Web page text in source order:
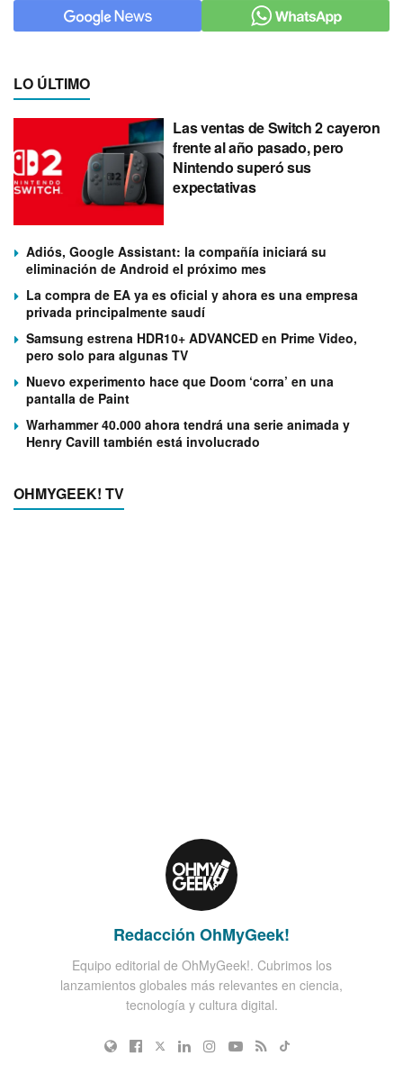
LO ÚLTIMO
Las ventas de Switch 2 cayeron
frente al año pasado, pero
Nintendo superó sus
expectativas
Adiós, Google Assistant: la compañía iniciará su
eliminación de Android el próximo mes
La compra de EA ya es oficial y ahora es una empresa
privada principalmente saudí
Samsung estrena HDR10+ ADVANCED en Prime Video,
pero solo para algunas TV
Nuevo experimento hace que Doom ‘corra’ en una
pantalla de Paint
Warhammer 40.000 ahora tendrá una serie animada y
Henry Cavill también está involucrado
OHMYGEEK! TV
Redacción OhMyGeek!
Equipo editorial de OhMyGeek!. Cubrimos los
lanzamientos globales más relevantes en ciencia,
tecnología y cultura digital.